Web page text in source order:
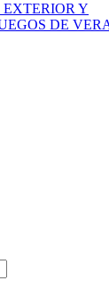
EXTERIOR Y
DE